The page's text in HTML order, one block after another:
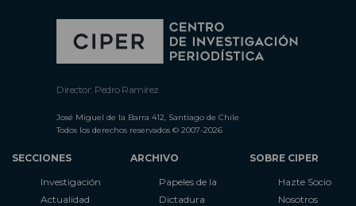
Director: Pedro Ramírez
José Miguel de la Barra 412, Santiago de Chile
Todos los derechos reservados © 2007-2026
SECCIONES
Investigación
Actualidad
ARCHIVO
Papeles de la
Dictadura
SOBRE CIPER
Hazte Socio
Nosotros